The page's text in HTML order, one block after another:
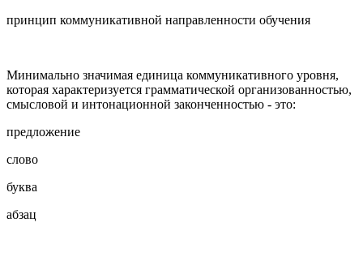
принцип коммуникативной направленности обучения
Минимально значимая единица коммуникативного уровня,
которая характеризуется грамматической организованностью,
смысловой и интонационной законченностью - это:
предложение
слово
буква
абзац